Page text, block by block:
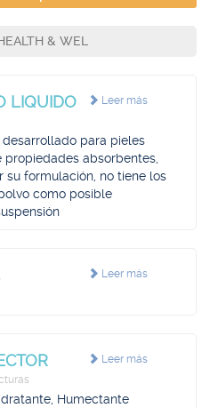
& WEL
Leer más
LIQUIDO
para pieles
absorbentes,
su formulación, no tiene los
como posible
Leer más
Leer más
Humectante